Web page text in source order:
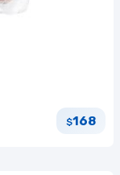
$168